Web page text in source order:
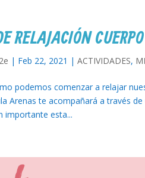
RELAJACIÓN
| Feb 22, 2021 |ACTIVIDADES,
podemos comenzar a relajar
Arenas te acompañará a través
importante esta...